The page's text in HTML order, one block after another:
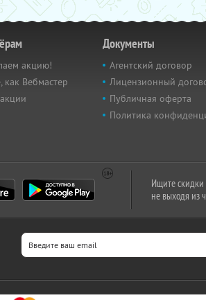
акцию!
как Вебмастер
Документы
Агентский договор
Лицензионный
Публичная оферта
Политика
Ищите скидки
не выходя из